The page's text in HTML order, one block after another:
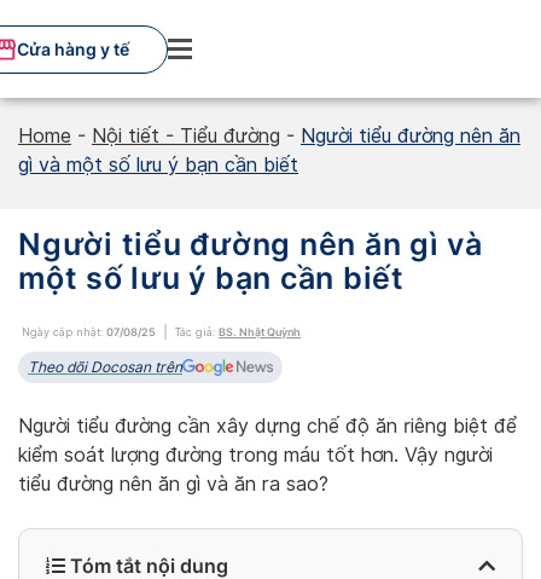
to
content
Cửa hàng y tế
Home - Nội tiết - Tiểu đường - Người tiểu đường nên ăn
gì và một số lưu ý bạn cần biết
Người tiểu đường nên ăn gì và
một số lưu ý bạn cần biết
Ngày cập nhật: 07/08/25 Tác giả: BS. Nhật Quỳnh
Theo dõi Docosan trên
Người tiểu đường cần xây dựng chế độ ăn riêng biệt để
kiểm soát lượng đường trong máu tốt hơn. Vậy người
tiểu đường nên ăn gì và ăn ra sao?
Tóm tắt nội dung